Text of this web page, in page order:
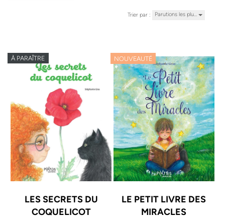
Trier par : Parutions les plu…
À PARAÎTRE
LES SECRETS DU
COQUELICOT
NOUVEAUTÉ
LE PETIT LIVRE DES
MIRACLES